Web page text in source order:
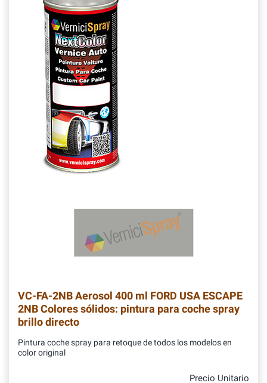
VC-FA-2NBAerosol 400 ml FORD USA ESCAPE
2NB Colores sólidos: pintura para coche spray
brillo directo
Pintura coche spray para retoque de todos los modelos en
color original
Precio Unitario